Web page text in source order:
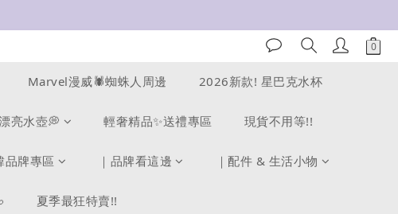
Marvel漫威🕷️蜘蛛人周邊 2026新款! 星巴克水杯
亮水壺💭 輕奢精品✨送禮專區 現貨不用等!!
品牌專區 ｜品牌看這邊 ｜配件 & 生活小物
夏季最狂特賣!!